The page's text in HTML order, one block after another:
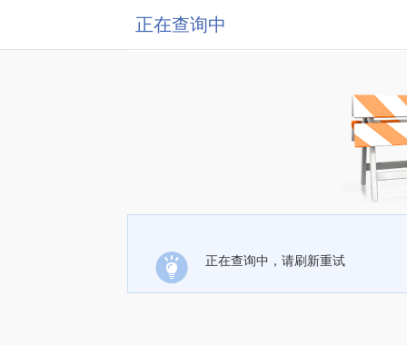
正在查询中
正在查询中，请刷新重试